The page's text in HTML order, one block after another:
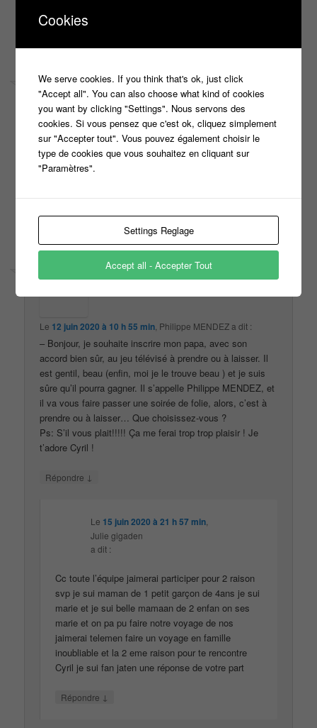
Répondre↓
Le5 juin 2020 à 20 h 48 min,Lemee valeriea dit :
Bonjour à l équipe de cyril j adore ton émission et j
aimerais participé pour gagner les plus grosse sommes et
Répondre↓
Le 12 juin 2020 à 10 h 55 min Philippe MENDEZa dit :
– Bonjour, je souhaite inscrire mon papa, avec son
accord bien sûr, au jeu télévisé à prendre ou à laisser. Il
est gentil, beau (enfin, moi je le trouve beau ) et je suis
sûre qu’il pourra gagner. Il s’appelle Philippe MENDEZ, et
il va vous faire passer une soirée de folie, alors, c’est à
prendre ou à laisser… Que choisissez-vous ?
Ps: S’il vous plait!!!!! Ça me ferai trop trop plaisir ! Je
t’adore Cyril !
Répondre ↓
Le 15 juin 2020 à 21 h 57 min
Julie gigaden
a dit :
Cc toute l’équipe jaimerai participer pour 2 raison
svp je sui maman de 1 petit garçon de 4ans je sui
marie et je sui belle mamaan de 2 enfan on ses
marie et on pa pu faire notre voyage de nos
jaimerai telemen faire un voyage en famille
inoubliable et la 2 eme raison pour te rencontre
Cyril je sui fan jaten une réponse de votre part
Répondre ↓
Cookies
We serve cookies. If you think that's ok, just click
"Accept all". You can also choose what kind of cookies
you want by clicking "Settings". Nous servons des
cookies. Si vous pensez que c'est ok, cliquez simplement
sur "Accepter tout". Vous pouvez également choisir le
type de cookies que vous souhaitez en cliquant sur
"Paramètres".
Settings Reglage
Accept all - Accepter Tout